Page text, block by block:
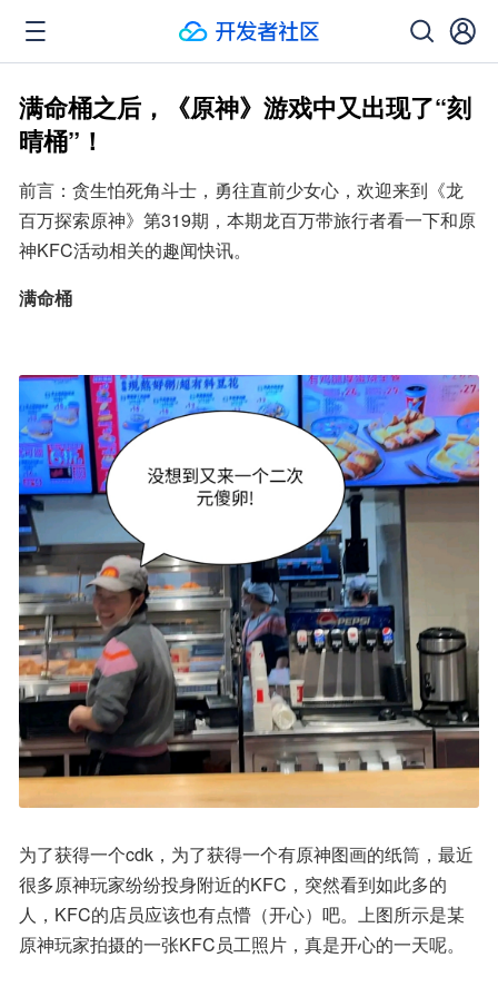
满命桶之后，《原神》游戏中又出现了“刻
晴桶”！
前言：贪生怕死角斗士，勇往直前少女心，欢迎来到《龙
百万探索原神》第319期，本期龙百万带旅行者看一下和原
神KFC活动相关的趣闻快讯。
满命桶
为了获得一个cdk，为了获得一个有原神图画的纸筒，最近
很多原神玩家纷纷投身附近的KFC，突然看到如此多的
人，KFC的店员应该也有点懵（开心）吧。上图所示是某
原神玩家拍摄的一张KFC员工照片，真是开心的一天呢。